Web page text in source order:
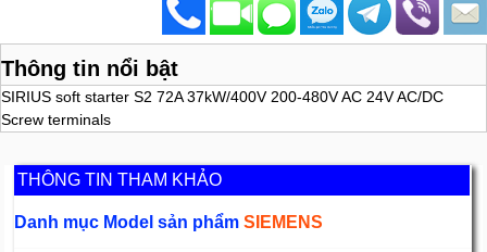
Thông tin nổi bật
SIRIUS soft starter S2 72A 37kW/400V 200-480V AC 24V AC/DC
Screw terminals
THÔNG TIN THAM KHẢO
Danh mục Model sản phẩmSIEMENS